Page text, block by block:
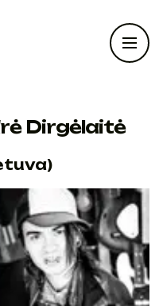
Dirgėlaitė